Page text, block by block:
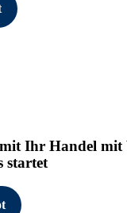
Ihr Handel mit
startet